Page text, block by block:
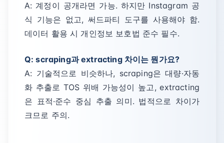
A: 계정이 공개라면 가능. 하지만 Instagram 공
식 기능은 없고, 써드파티 도구를 사용해야 함.
데이터 활용 시 개인정보 보호법 준수 필수.
Q: scraping과 extracting 차이는 뭔가요?
A: 기술적으로 비슷하나, scraping은 대량·자동
화 추출로 TOS 위배 가능성이 높고, extracting
은 표적·준수 중심 추출 의미. 법적으로 차이가
크므로 주의.